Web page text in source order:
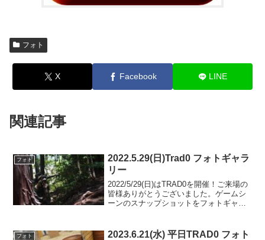
フォト
X Facebook LINE
関連記事
フォト
2022.5.29(日)Trad0 フォトギャラ
リー
2022/5/29(日)はTRAD0を開催！ご来場の
皆様ありがとうございました。ゲームシ
ーンのスナップショットをフォトギャラ
トアルバムをみる(Google Photo...
フォト
2023.6.21(水) 平日TRAD0 フォト